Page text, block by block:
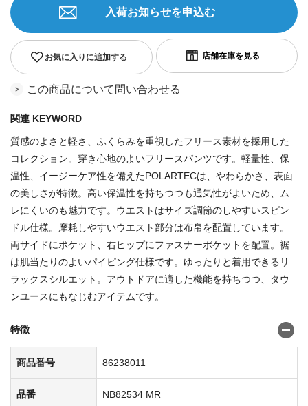
お気に入りに追加する
入荷お知らせを申込む
この商品について問い合わせる
関連 KEYWORD
質感のよさと軽さ、ふくらみを重視したフリース素材を採用した
コレクション。穿き心地のよいフリースパンツです。軽量性、保
温性、イージーケア性を備えたPOLARTECは、やわらかさ、表面
の美しさが特徴。高い保温性を持ちつつも通気性がよいため、ム
レにくいのも魅力です。ウエストはサイズ調節のしやすいスピン
ドル仕様。摩耗しやすいウエスト部分は布帛を配置しています。
両サイドにポケット、右ヒップにファスナーポケットを配置。裾
は肌当たりのよいパイピング仕様です。ゆったりと着用できるリ
ラックスシルエット。アウトドアに適した機能を持ちつつ、タウ
ンユースにもなじむアイテムです。
特徴
商品番号 86238011
品番 NB82534 MR